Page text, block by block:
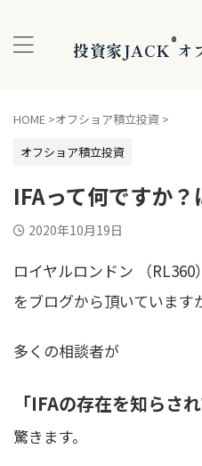
投資家JACK®オ
HOME >オフショア積立投資 >
オフショア積立投資
IFAって何ですか
2020年10月19日
ロイヤルロンドン （
をブログから頂いています
多くの相談者が
「IFAの存在を知らさ
驚きます。